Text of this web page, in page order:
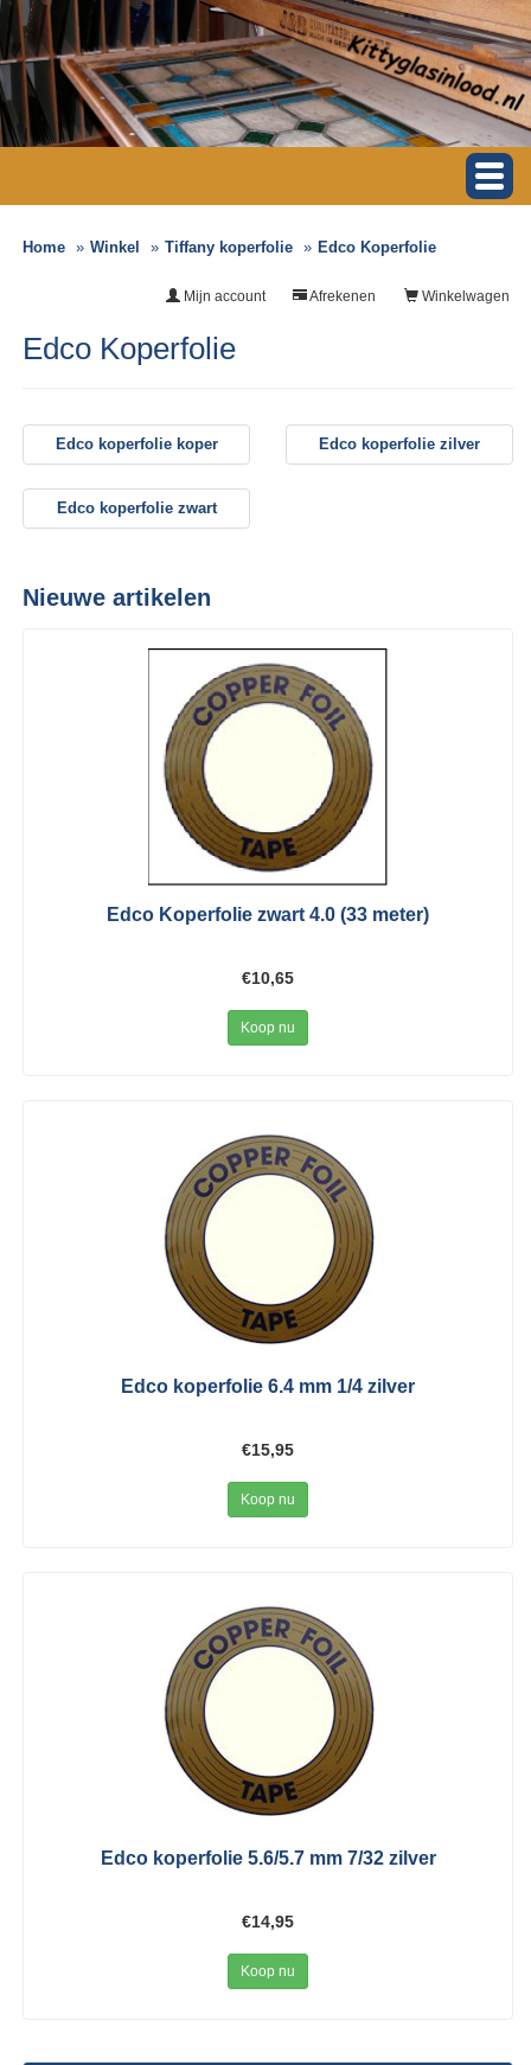
Home Winkel Tiffany koperfolie Edco Koperfolie
Winkelwagen
Afrekenen
Mijn account
Edco Koperfolie
Edco koperfolie koper Edco koperfolie zilver
Edco koperfolie zwart
Nieuwe artikelen
Edco Koperfolie zwart 4.0 (33 meter)
€10,65
Koop nu
Edco koperfolie 6.4 mm 1/4 zilver
€15,95
Koop nu
Edco koperfolie 5.6/5.7 mm 7/32 zilver
€14,95
Koop nu